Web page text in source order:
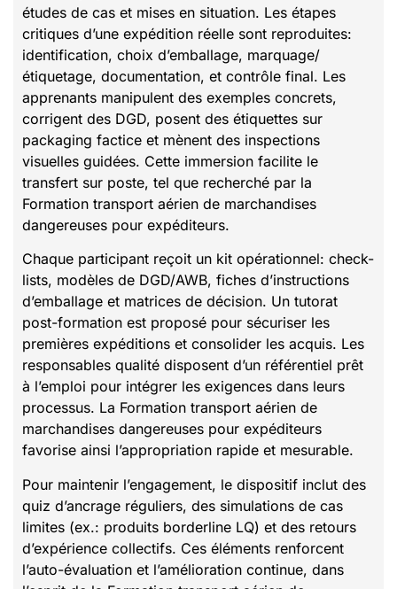
études de cas et mises en situation. Les étapes
critiques d’une expédition réelle sont reproduites:
identification, choix d’emballage, marquage/
étiquetage, documentation, et contrôle final. Les
apprenants manipulent des exemples concrets,
corrigent des DGD, posent des étiquettes sur
packaging factice et mènent des inspections
visuelles guidées. Cette immersion facilite le
transfert sur poste, tel que recherché par la
Formation transport aérien de marchandises
dangereuses pour expéditeurs.
Chaque participant reçoit un kit opérationnel: check-
lists, modèles de DGD/AWB, fiches d’instructions
d’emballage et matrices de décision. Un tutorat
post-formation est proposé pour sécuriser les
premières expéditions et consolider les acquis. Les
responsables qualité disposent d’un référentiel prêt
à l’emploi pour intégrer les exigences dans leurs
processus. La Formation transport aérien de
marchandises dangereuses pour expéditeurs
favorise ainsi l’appropriation rapide et mesurable.
Pour maintenir l’engagement, le dispositif inclut des
quiz d’ancrage réguliers, des simulations de cas
limites (ex.: produits borderline LQ) et des retours
d’expérience collectifs. Ces éléments renforcent
l’auto-évaluation et l’amélioration continue, dans